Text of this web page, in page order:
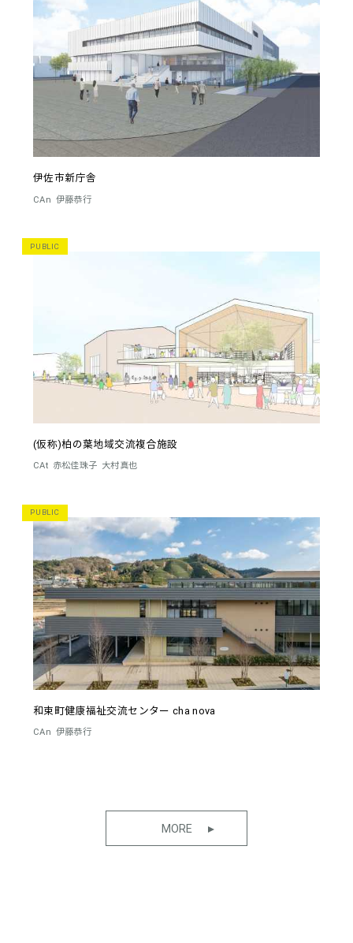
伊佐市新庁舎
CAn 伊藤恭行
PUBLIC
(仮称)柏の葉地域交流複合施設
CAt 赤松佳珠子 大村真也
PUBLIC
和束町健康福祉交流センター cha nova
CAn 伊藤恭行
MORE